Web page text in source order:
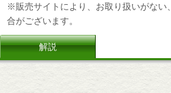
※販売サイトにより、お取り扱いがない
合がございます。
解説